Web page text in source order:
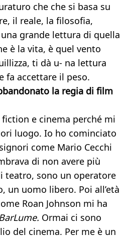
che che si basa su
il reale, la filosofia,
una grande lettura di quella
è la vita, è quel vento
ti dà u- na lettura
fa accettare il peso.
la regia di film
e cinema perché mi
luogo. Io ho cominciato
come Mario Cecchi
di non avere più
teatro, sono un operatore
un uomo libero. Poi all’età
Roan Johnson mi ha
Ormai ci sono
del cinema. Per me è un